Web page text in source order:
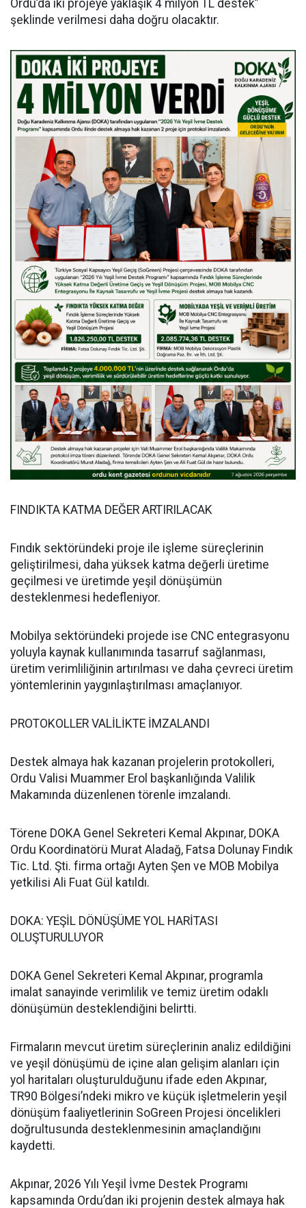
Ordu’da iki projeye yaklaşık 4 milyon TL destek”
şeklinde verilmesi daha doğru olacaktır.
FINDIKTA KATMA DEĞER ARTIRILACAK
Fındık sektöründeki proje ile işleme süreçlerinin
geliştirilmesi, daha yüksek katma değerli üretime
geçilmesi ve üretimde yeşil dönüşümün
desteklenmesi hedefleniyor.
Mobilya sektöründeki projede ise CNC entegrasyonu
yoluyla kaynak kullanımında tasarruf sağlanması,
üretim verimliliğinin artırılması ve daha çevreci üretim
yöntemlerinin yaygınlaştırılması amaçlanıyor.
PROTOKOLLER VALİLİKTE İMZALANDI
Destek almaya hak kazanan projelerin protokolleri,
Ordu Valisi Muammer Erol başkanlığında Valilik
Makamında düzenlenen törenle imzalandı.
Törene DOKA Genel Sekreteri Kemal Akpınar, DOKA
Ordu Koordinatörü Murat Aladağ, Fatsa Dolunay Fındık
Tic. Ltd. Şti. firma ortağı Ayten Şen ve MOB Mobilya
yetkilisi Ali Fuat Gül katıldı.
DOKA: YEŞİL DÖNÜŞÜME YOL HARİTASI
OLUŞTURULUYOR
DOKA Genel Sekreteri Kemal Akpınar, programla
imalat sanayinde verimlilik ve temiz üretim odaklı
dönüşümün desteklendiğini belirtti.
Firmaların mevcut üretim süreçlerinin analiz edildiğini
ve yeşil dönüşümü de içine alan gelişim alanları için
yol haritaları oluşturulduğunu ifade eden Akpınar,
TR90 Bölgesi’ndeki mikro ve küçük işletmelerin yeşil
dönüşüm faaliyetlerinin SoGreen Projesi öncelikleri
doğrultusunda desteklenmesinin amaçlandığını
kaydetti.
Akpınar, 2026 Yılı Yeşil İvme Destek Programı
kapsamında Ordu’dan iki projenin destek almaya hak